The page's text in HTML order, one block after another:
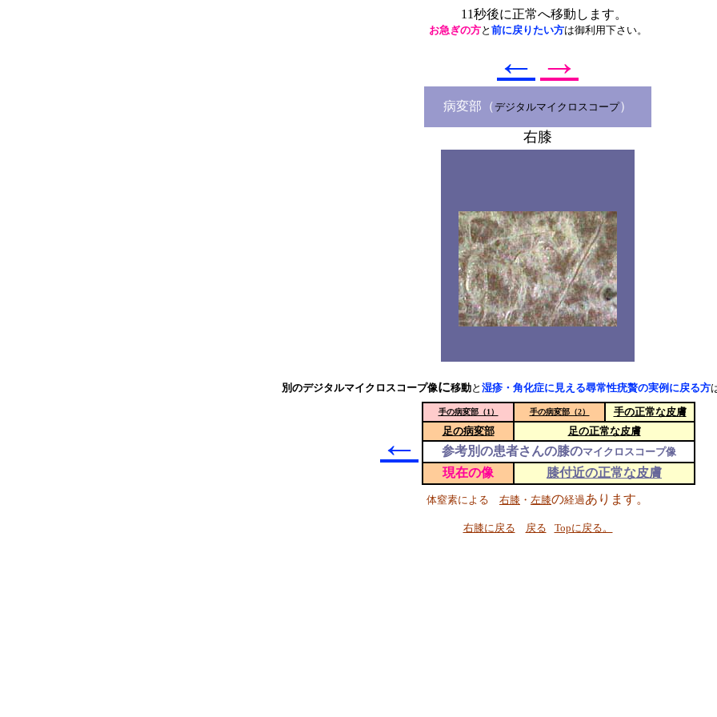
11秒後に正常へ移動します。
お急ぎの方と 前に戻りたい方は御利用下さい。
← →
病変部（デジタルマイクロスコープ）
右膝
別のデジタルマイクロスコープ像に移動と 湿疹・角化症に見える尋常性疣贅の実例に戻る方
←
手の病変部（1） 手の病変部（2）
手の正常な皮膚
足の病変部
足の正常な皮膚
参考別の患者さんの膝のマイクロスコープ像
現在の像 膝付近の正常な皮膚
体窒素による 右膝 ・ 左膝の経過あります。
右膝に戻る 戻る Topに戻る。